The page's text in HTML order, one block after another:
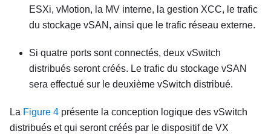
ESXi, vMotion, la MV interne, la gestion XCC, le trafic
du stockage vSAN, ainsi que le trafic réseau externe.
Si quatre ports sont connectés, deux vSwitch
distribués seront créés. Le trafic du stockage vSAN
sera effectué sur le deuxième vSwitch distribué.
La Figure 4 présente la conception logique des vSwitch
distribués et qui seront créés par le dispositif de VX